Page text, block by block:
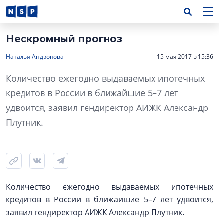
Нескромный прогноз
Наталья Андропова 15 мая 2017 в 15:36
Количество ежегодно выдаваемых ипотечных
кредитов в России в ближайшие 5–7 лет
удвоится, заявил гендиректор АИЖК Александр
Плутник.
Количество ежегодно выдаваемых ипотечных
кредитов в России в ближайшие 5–7 лет удвоится,
заявил гендиректор АИЖК Александр Плутник.